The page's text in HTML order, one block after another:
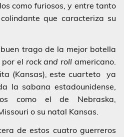
como furiosos, y entre tanto
que caracteriza su
trago de la mejor botella
el rock and roll americano.
(Kansas), este cuarteto ya
la sabana estadounidense,
como el de Nebraska,
o su natal Kansas.
de estos cuatro guerreros